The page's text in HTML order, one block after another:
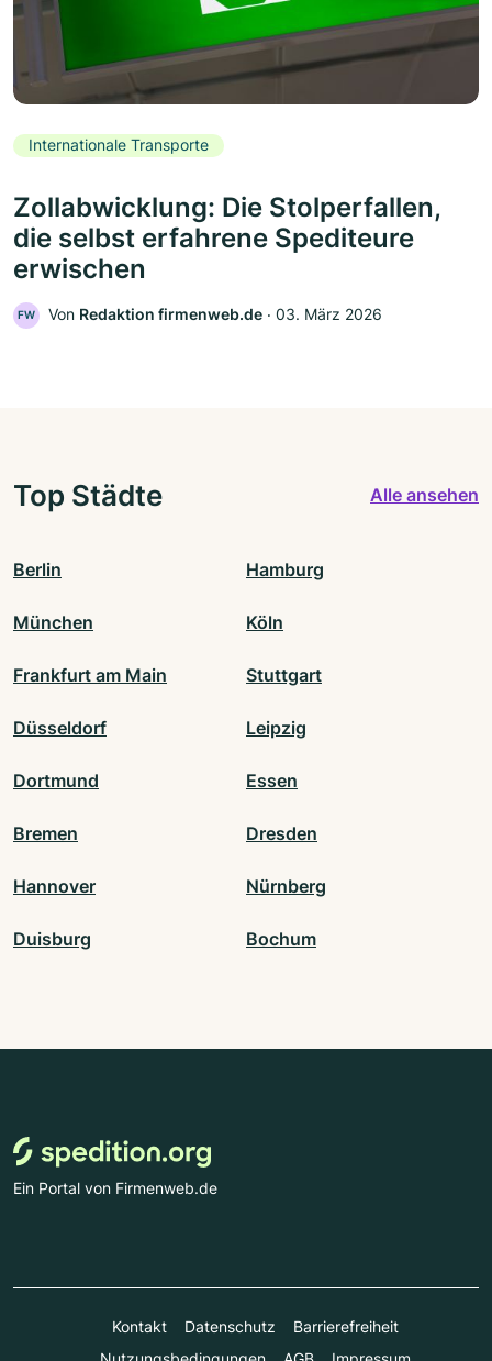
Internationale Transporte
Zollabwicklung: Die Stolperfallen,
die selbst erfahrene Spediteure
erwischen
FW Von Redaktion firmenweb.de ‧ 03. März 2026
Top Städte Alle ansehen
Berlin Hamburg
München Köln
Frankfurt am Main Stuttgart
Düsseldorf Leipzig
Dortmund Essen
Bremen Dresden
Hannover Nürnberg
Duisburg Bochum
Ein Portal von Firmenweb.de
Kontakt Datenschutz
Barrierefreiheit